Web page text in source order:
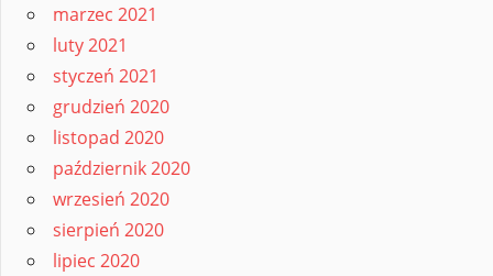
marzec 2021
luty 2021
styczeń 2021
grudzień 2020
listopad 2020
październik 2020
wrzesień 2020
sierpień 2020
lipiec 2020